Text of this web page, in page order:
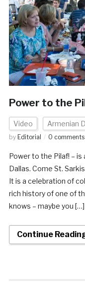
Power to the
Video Armenian
by Editorial 0 comments
Power to the Pilaf! –
Dallas. Come St.
It is a celebration of
rich history of one of
knows – maybe you […]
Continue